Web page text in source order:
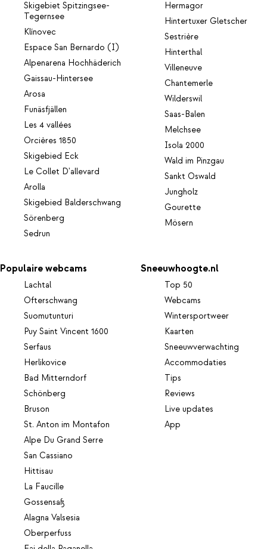
Skigebiet Spitzingsee-
Tegernsee
Klínovec
Espace San Bernardo (I)
Alpenarena Hochhäderich
Gaissau-Hintersee
Arosa
Funäsfjällen
Les 4 vallées
Orcières 1850
Skigebied Eck
Le Collet D'allevard
Arolla
Skigebied Balderschwang
Sörenberg
Sedrun
Hermagor
Hintertuxer Gletscher
Sestrière
Hinterthal
Villeneuve
Chantemerle
Wilderswil
Saas-Balen
Melchsee
Isola 2000
Wald im Pinzgau
Sankt Oswald
Jungholz
Gourette
Mösern
Populaire webcams
Lachtal
Ofterschwang
Suomutunturi
Puy Saint Vincent 1600
Serfaus
Herlikovice
Bad Mitterndorf
Schönberg
Bruson
St. Anton im Montafon
Alpe Du Grand Serre
San Cassiano
Hittisau
La Faucille
Gossensaß
Alagna Valsesia
Oberperfuss
Sneeuwhoogte.nl
Top 50
Webcams
Wintersportweer
Kaarten
Sneeuwverwachting
Accommodaties
Tips
Reviews
Live updates
App